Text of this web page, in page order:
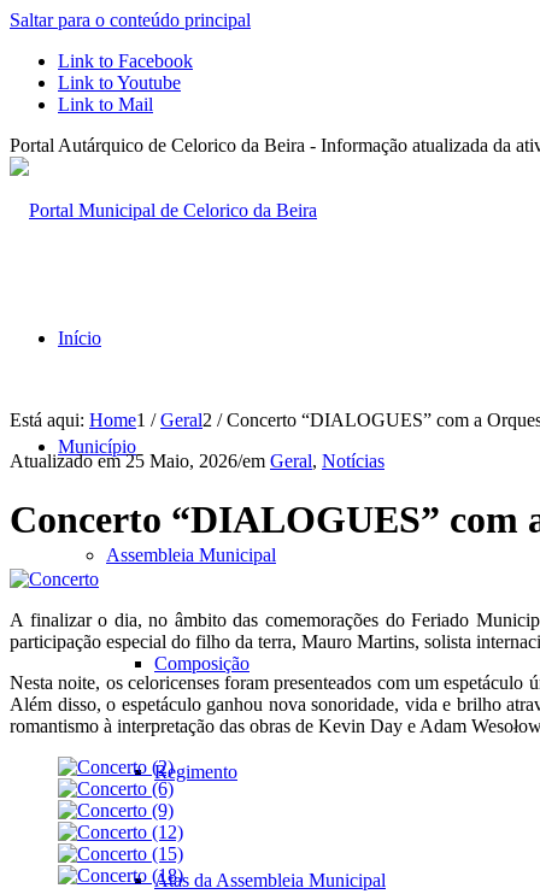
Saltar para o conteúdo principal
Link to Facebook
Link to Youtube
Link to Mail
Portal Autárquico de Celorico da Beira - Informação atualizada da
Início
Município
Assembleia Municipal
Composição
Regimento
Atas da Assembleia Municipal
Está aqui: Home1 / Geral2 / Concerto “DIALOGUES” com a
Atualizado em25 Maio, 2026/em Geral, Notícias
Concerto “DIALOGUES” com
A finalizar o dia, no âmbito das comemorações do Feriado
participação especial do filho da terra, Mauro Martins, solista
Nesta noite, os celoricenses foram presenteados com um
Além disso, o espetáculo ganhou nova sonoridade, vida e brilho
romantismo à interpretação das obras de Kevin Day e Adam